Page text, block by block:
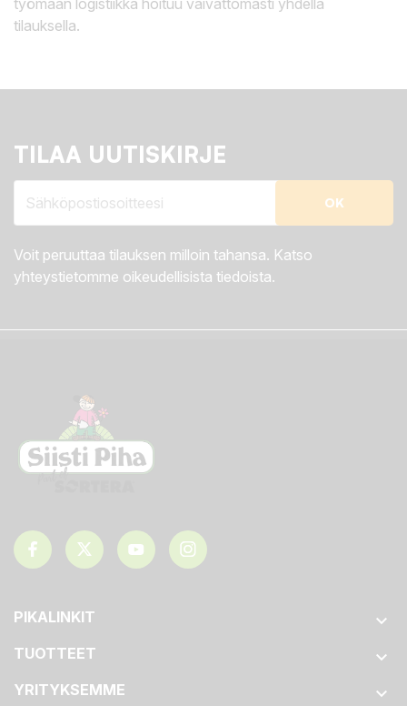
työmaan logistiikka hoituu vaivattomasti yhdellä
tilauksella.
TILAA UUTISKIRJE
Voit peruuttaa tilauksen milloin tahansa. Katso
yhteystietomme oikeudellisista tiedoista.
PIKALINKIT 
TUOTTEET 
YRITYKSEMME 